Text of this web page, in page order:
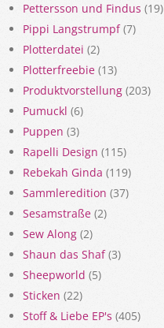
Pettersson und Findus (19)
Pippi Langstrumpf(7)
Plotterdatei (2)
Plotterfreebie (13)
Produktvorstellung (203)
Pumuckl (6)
Puppen (3)
Rapelli Design (115)
Rebekah Ginda (119)
Sammleredition (37)
Sesamstraße (2)
Sew Along (2)
Shaun das Shaf(3)
Sheepworld (5)
Sticken (22)
Stoff & Liebe EP's (405)